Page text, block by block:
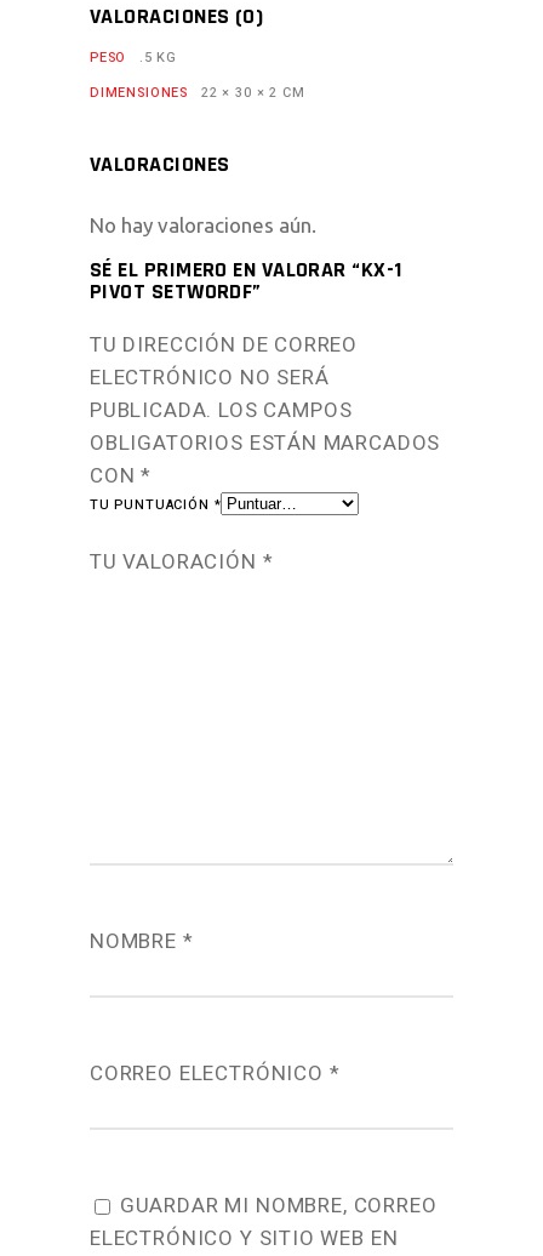
VALORACIONES (0)
PESO
.5 KG
DIMENSIONES
22 × 30 × 2 CM
VALORACIONES
No hay valoraciones aún.
SÉ EL PRIMERO EN VALORAR “KX-1
PIVOT SETWORDF”
TU DIRECCIÓN DE CORREO
ELECTRÓNICO NO SERÁ
PUBLICADA. LOS CAMPOS
OBLIGATORIOS ESTÁN MARCADOS
CON*
TU PUNTUACIÓN *
TU VALORACIÓN *
NOMBRE *
CORREO ELECTRÓNICO *
GUARDAR MI NOMBRE, CORREO
ELECTRÓNICO Y SITIO WEB EN